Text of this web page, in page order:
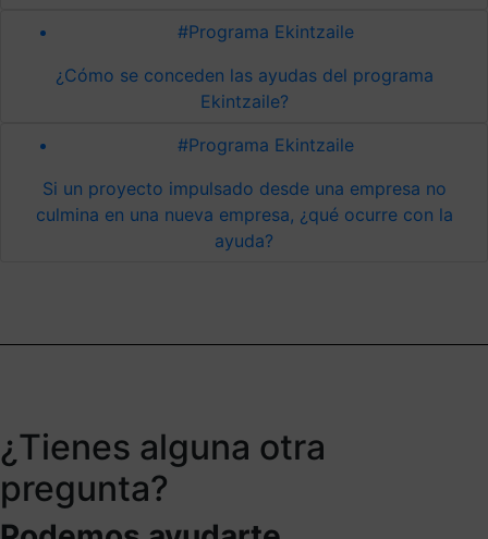
#Programa Ekintzaile
¿Cómo se conceden las ayudas del programa
Ekintzaile?
#Programa Ekintzaile
Si un proyecto impulsado desde una empresa no
culmina en una nueva empresa, ¿qué ocurre con la
ayuda?
¿Tienes alguna otra
pregunta?